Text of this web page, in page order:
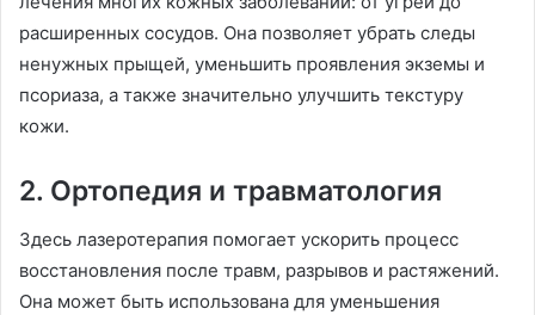
расширенных сосудов. Она позволяет убрать следы
ненужных прыщей, уменьшить проявления экземы и
псориаза, а также значительно улучшить текстуру
кожи.
2. Ортопедия и травматология
Здесь лазеротерапия помогает ускорить процесс
восстановления после травм, разрывов и растяжений.
Она может быть использована для уменьшения